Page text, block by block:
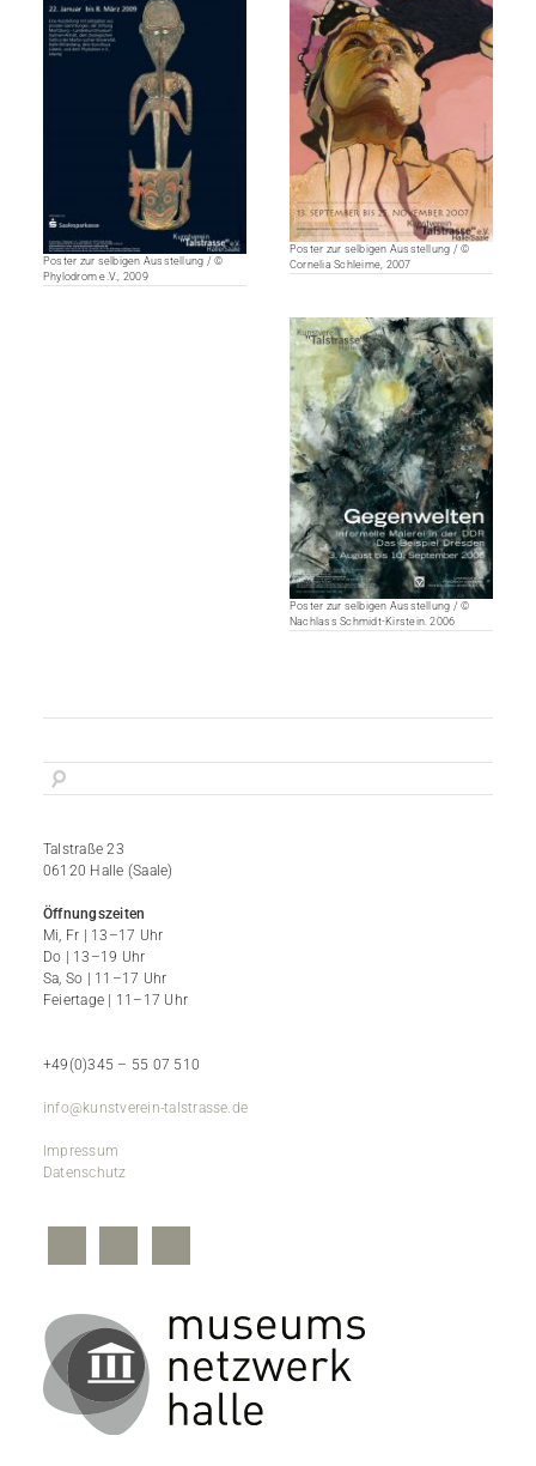
Poster zur selbigen Ausstellung / ©
Cornelia Schleime, 2007
Poster zur selbigen Ausstellung / ©
Phylodrom e.V., 2009
Poster zur selbigen Ausstellung / ©
Nachlass Schmidt-Kirstein. 2006
Talstraße 23
06120 Halle (Saale)
Öffnungszeiten
Mi, Fr | 13–17 Uhr
Do | 13–19 Uhr
Sa, So | 11–17 Uhr
Feiertage | 11–17 Uhr
+49(0)345 – 55 07 510
info@kunstverein-talstrasse.de
Impressum
Datenschutz